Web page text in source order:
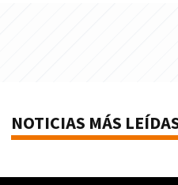
NOTICIAS MÁS